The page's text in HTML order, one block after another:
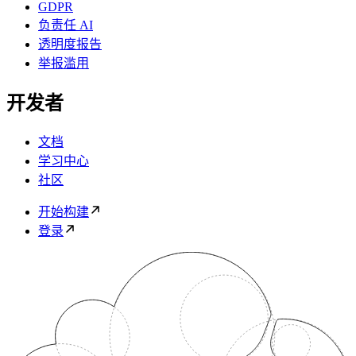
GDPR
负责任 AI
透明度报告
举报滥用
开发者
文档
学习中心
社区
开始构建
登录